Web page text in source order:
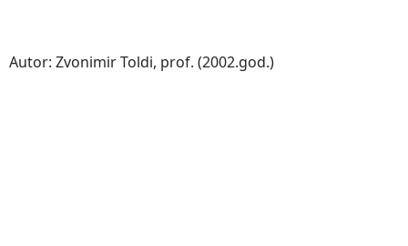
Autor: Zvonimir Toldi, prof. (2002.god.)